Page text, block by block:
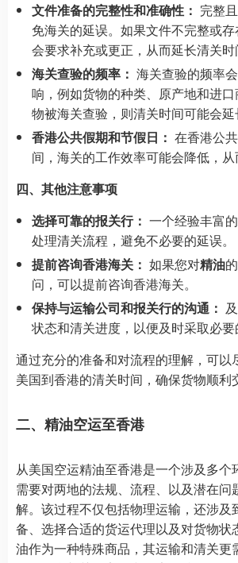
文件准备的完整性和准确性： 完整
免海关的延误。如果文件不完整或
会要求补充或更正，从而延长清关时
海关查验的频率： 海关查验的频率
响，例如货物的种类、原产地和进
物被海关查验，则清关时间可能会延
香港公共假期和节假日： 在香港公
间，海关的工作效率可能会降低，从
四、其他注意事项
选择可靠的报关行： 一个经验丰富
处理清关流程，避免不必要的延误。
提前咨询香港海关： 如果您对精油
问，可以提前咨询香港海关。
保持与运输公司和报关行的沟通：
状态和清关进度，以便及时采取必要
通过充分的准备和对流程的理解，可以
美国到香港的清关时间，确保货物顺利
二、精油空运至香港
从美国空运精油至香港是一个涉及多个
需要对两地的法规、流程、以及潜在问
解。该过程不仅包括物理运输，还涉及
备、选择合适的货运代理以及对货物状
油作为一种特殊商品，其运输和清关更